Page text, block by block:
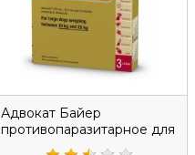
Адвокат Байер
противопаразитарное для
собак 10-25 кг, 1 пипетка